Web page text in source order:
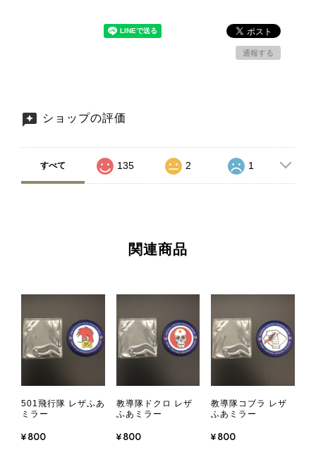
通報する
ショップの評価
すべて 135 2 1
関連商品
501飛行隊 レザふあ
ミラー
¥800
教導隊ドクロ レザ
ふあミラー
¥800
教導隊コブラ レザ
ふあミラー
¥800